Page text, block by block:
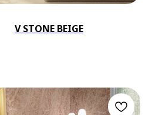
V STONE BEIGE